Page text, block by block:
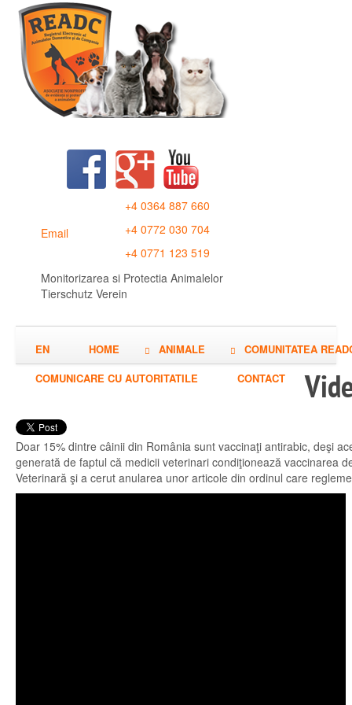
Email
+4 0364 887 660
+4 0772 030 704
+4 0771 123 519
Monitorizarea si Protectia Animalelor
Tierschutz Verein
EN HOME ANIMALE
COMUNITATEA
COMUNICARE CU AUTORITATILE
CONTACT
Doar 15% dintre câinii din România sunt vaccinaţi antirabic, deşi
generată de faptul că medicii veterinari condiţionează vaccinarea
Veterinară şi a cerut anularea unor articole din ordinul care